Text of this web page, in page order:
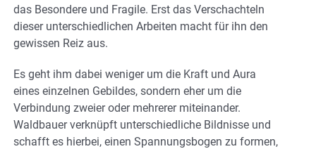
das Besondere und Fragile. Erst das Verschachteln
dieser unterschiedlichen Arbeiten macht für ihn den
gewissen Reiz aus.
Es geht ihm dabei weniger um die Kraft und Aura
eines einzelnen Gebildes, sondern eher um die
Verbindung zweier oder mehrerer miteinander.
Waldbauer verknüpft unterschiedliche Bildnisse und
schafft es hierbei, einen Spannungsbogen zu formen,